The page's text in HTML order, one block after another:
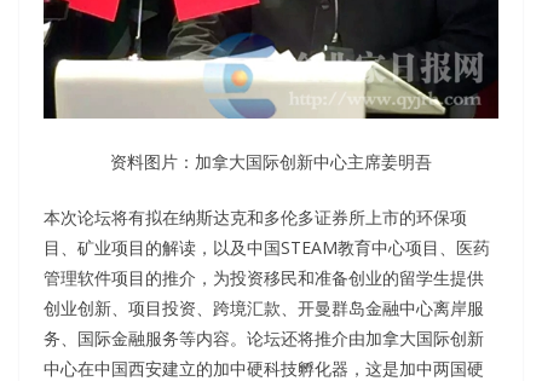
资料图片：加拿大国际创新中心主席姜明吾
本次论坛将有拟在纳斯达克和多伦多证券所上市的环保项
目、矿业项目的解读，以及中国STEAM教育中心项目、医药
管理软件项目的推介，为投资移民和准备创业的留学生提供
创业创新、项目投资、跨境汇款、开曼群岛金融中心离岸服
务、国际金融服务等内容。论坛还将推介由加拿大国际创新
中心在中国西安建立的加中硬科技孵化器，这是加中两国硬